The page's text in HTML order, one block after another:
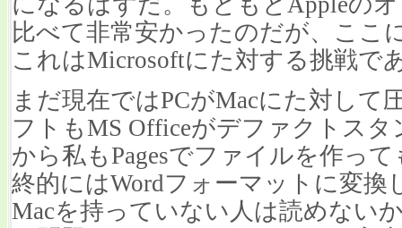
比べて非常安かったのだが、ここ
これはMicrosoftにた対する挑戦で
まだ現在ではPCがMacにた対して
フトもMS Officeがデファクトス
から私もPagesでファイルを作っ
終的にはWordフォーマットに変
Macを持っていない人は読めない